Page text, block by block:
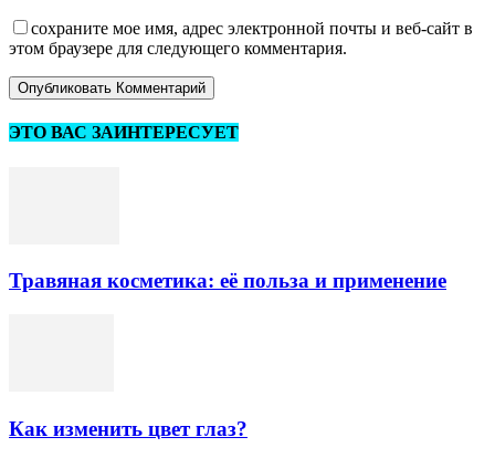
сохраните мое имя, адрес электронной почты и веб-сайт в
этом браузере для следующего комментария.
ЭТО ВАС ЗАИНТЕРЕСУЕТ
Травяная косметика: её польза и применение
Как изменить цвет глаз?